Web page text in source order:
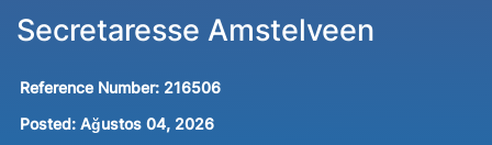
Secretaresse Amstelveen
Reference Number: 216506
Posted: Ağustos 04, 2026